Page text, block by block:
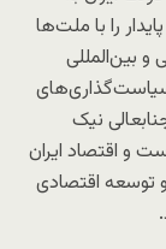
را با ملت‌ها
بین‌المللی
نیک
و اقتصاد ایران
و توسعه اقتصادی